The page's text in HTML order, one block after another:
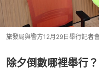
旅發局與警方12月29日舉行記者
除夕倒數哪裡舉行